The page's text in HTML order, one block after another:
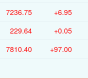
7236.75 +6.95
229.64 +0.05
7810.40 +97.00